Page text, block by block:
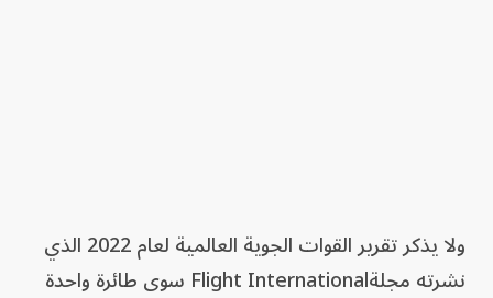
ولا يذكر تقرير القوات الجوية العالمية لعام 2022 الذي
نشرته مجلةFlight International سوى طائرة واحدة